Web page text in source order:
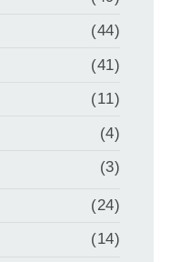
(44)
(41)
(11)
(4)
(3)
(24)
(14)